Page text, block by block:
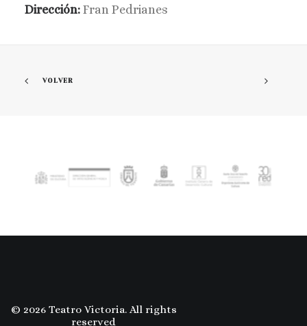
Dirección: Fran Pedrianes
VOLVER
© 2026 Teatro Victoria. All rights
reserved